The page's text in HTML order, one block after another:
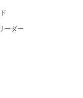
ーダー